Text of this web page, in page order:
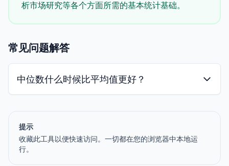
析市场研究等各个方面所需的基本统计基础。
常见问题解答
中位数什么时候比平均值更好？
提示
收藏此工具以便快速访问。一切都在您的浏览器中本地运
行。